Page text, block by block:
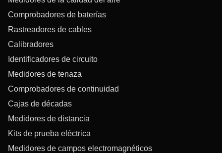
Comprobadores de baterías
Rastreadores de cables
Calibradores
Identificadores de circuito
Medidores de tenaza
Comprobadores de continuidad
Cajas de décadas
Medidores de distancia
Kits de prueba eléctrica
Medidores de campos electromagnéticos